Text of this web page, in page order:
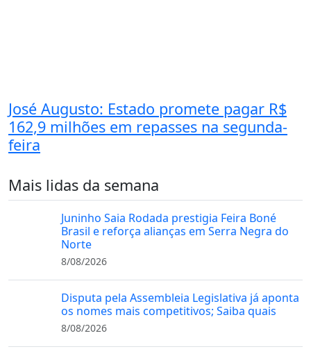
José Augusto: Estado promete pagar R$
162,9 milhões em repasses na segunda-
feira
Mais lidas da semana
Juninho Saia Rodada prestigia Feira Boné
Brasil e reforça alianças em Serra Negra do
Norte
8/08/2026
Disputa pela Assembleia Legislativa já aponta
os nomes mais competitivos; Saiba quais
8/08/2026